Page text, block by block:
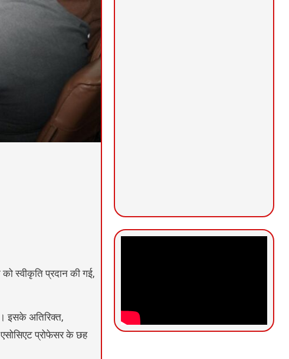
स्वीकृति प्रदान की गई,
इसके अतिरिक्त,
एसोसिएट प्रोफेसर के छह